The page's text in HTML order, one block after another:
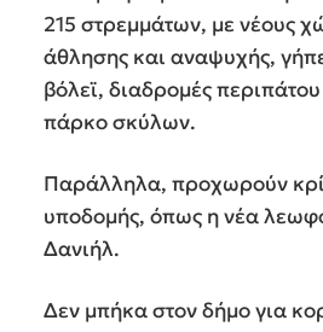
215 στρεμμάτων, με νέους
άθλησης και αναψυχής,
βόλεϊ, διαδρομές
πάρκο σκύλων.
Παράλληλα, προχωρούν
υποδομής, όπως η νέα
Δανιήλ.
Δεν μπήκα στον δήμο για